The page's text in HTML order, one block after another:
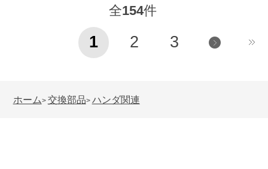
全154件
1 2 3
ホーム> 交換部品> ハンダ関連